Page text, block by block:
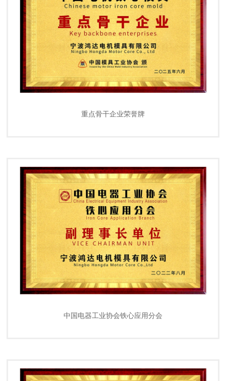
重点骨干企业荣誉牌
中国电器工业协会铁心应用分会